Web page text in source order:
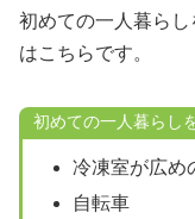
初めての一人暮ら
はこちらです。
初めての一人暮らし
冷凍室が広め
自転車